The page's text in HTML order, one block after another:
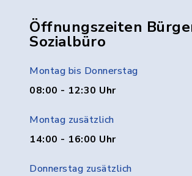
Öffnungszeiten
Sozialbüro
Montag bis Donnerstag
08:00 - 12:30 Uhr
Montag zusätzlich
14:00 - 16:00 Uhr
Donnerstag zusätzlich